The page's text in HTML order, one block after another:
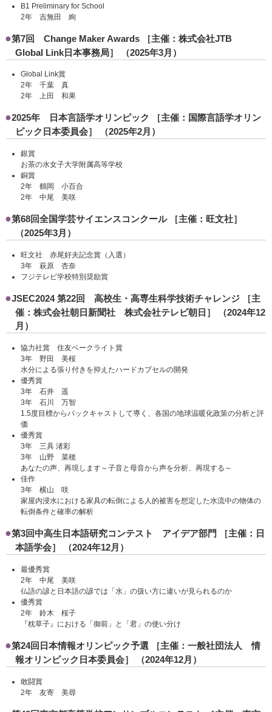
B1 Preliminary for School
2年 吉無田 絢
第7回 Change Maker Awards ［主催：株式会社JTB
Global Link日本事務局］ （2025年3月）
Global Link賞
2年 千葉 真
2年 上田 和果
2025年 日本言語学オリンピック ［主催：国際言語学オリン
ピック日本委員会］ （2025年2月）
銀賞
お茶の水女子大学附属高等学校
銅賞
2年 鶴岡 小百合
2年 中尾 美咲
第68回全国学芸サイエンスコンクール ［主催：旺文社］
（2025年3月）
旺文社 赤尾好夫記念賞（入選）
3年 萩原 杏奈
フジテレビ学校特別奨励賞
JSEC2024 第22回 高校生・高専生科学技術チャレンジ ［主
催：株式会社朝日新聞社 株式会社テレビ朝日］ （2024年12
月）
協力社賞 住友ベークライト賞
3年 野田 美桜
水分による張り付きを抑えたハードカプセルの開発
優秀賞
3年 石井 遥
3年 石川 万智
1.5度目標からバックキャストして導く、各国の地球温暖化政策の分析と評
価
優秀賞
3年 三具 渚彩
3年 山野 菜穂
あなたの声、再現します～子音と母音から声を分析、再現する～
佳作
3年 横山 咲
家屋内浸水における家具の転倒による人的被害を想定した水流中の物体の
転倒条件と確率の解析
第3回中高生日本語研究コンテスト アイデア部門 ［主催：日
本語学会］ （2024年12月）
最優秀賞
2年 中尾 美咲
仏語の諺と日本語の諺では「水」の扱い方に違いが見られるのか
優秀賞
2年 鈴木 桜子
『枕草子』における「御前」と「君」の使い分け
第24回日本情報オリンピック予選 ［主催：一般社団法人 情
報オリンピック日本委員会］ （2024年12月）
敢闘賞
2年 友寄 美尋